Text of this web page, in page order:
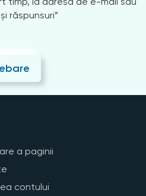
răspunsuri”
a paginii
contului